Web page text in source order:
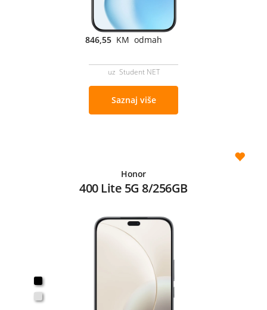
846,55 KM odmah
uz Student NET
Saznaj više
Honor
400 Lite 5G 8/256GB